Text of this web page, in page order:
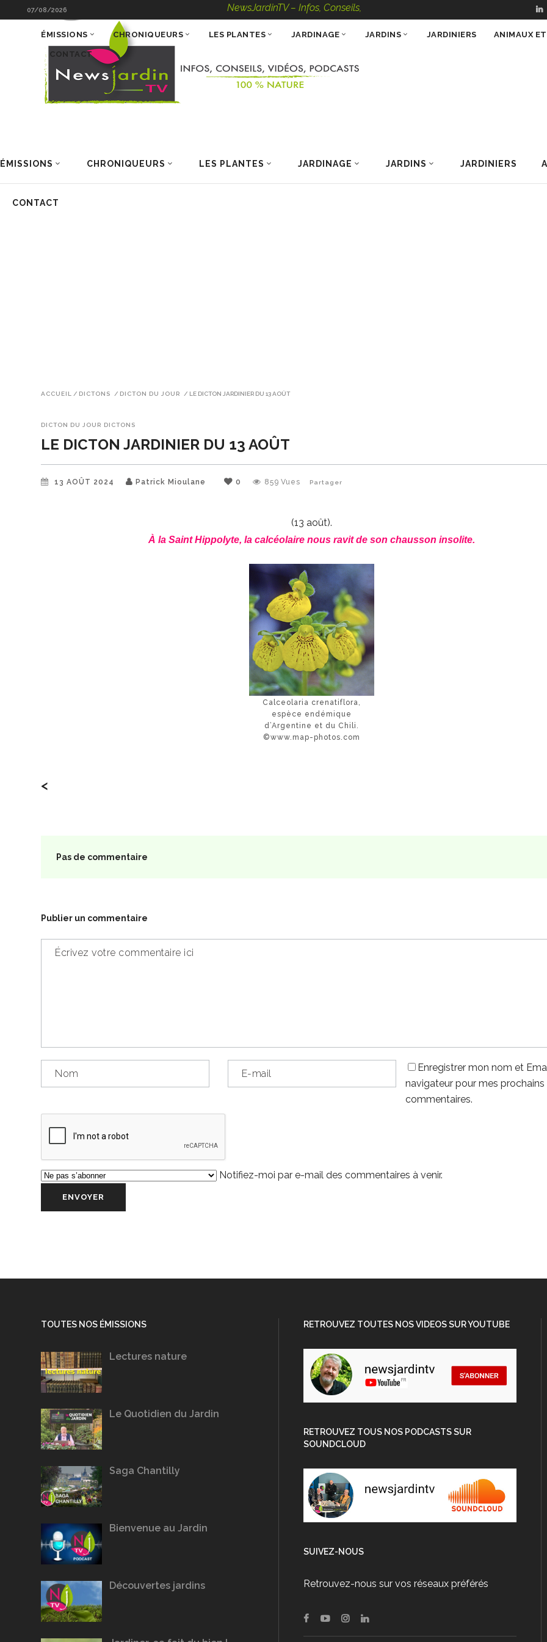
07/08/2026 NewsJardinTV – Infos, Conseils, Vidéos, Podcasts – 100 % Nature
ÉMISSIONS CHRONIQUEURS LES PLANTES JARDINAGE JARDINS JARDINIERS
CONTACT
ÉMISSIONS CHRONIQUEURS LES PLANTES JARDINAGE JARDINS JARDINIERS ANIMAUX
CONTACT
ACCUEIL / DICTONS / DICTON DU JOUR / LE DICTON JARDINIER DU 13 AOÛT
DICTON DU JOUR DICTONS
LE DICTON JARDINIER DU 13 AOÛT
13 AOÛT 2024 Patrick Mioulane 0 859 Vues Partager
(13 août).
À la Saint Hippolyte, la calcéolaire nous ravit de son chausson insolite.
Calceolaria crenatiflora,
espèce endémique
d’Argentine et du Chili.
©www.map-photos.com
<
Pas de commentaire
Publier un commentaire
Enregistrer mon nom et
navigateur pour mes prochains
commentaires.
Notifiez-moi par e-mail des commentaires à venir.
TOUTES NOS ÉMISSIONS
Lectures nature
Le Quotidien du Jardin
Saga Chantilly
Bienvenue au Jardin
Découvertes jardins
RETROUVEZ TOUTES NOS VIDEOS SUR YOUTUBE
RETROUVEZ TOUS NOS PODCASTS SUR
SOUNDCLOUD
SUIVEZ-NOUS
Retrouvez-nous sur vos réseaux préférés